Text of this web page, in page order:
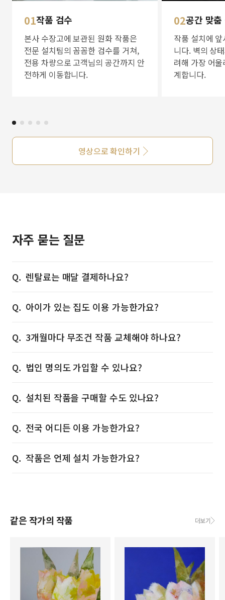
01작품 검수
본사 수장고에 보관된 원화 작품은
전문 설치팀의 꼼꼼한 검수를 거쳐,
전용 차량으로 고객님의 공간까지 안
전하게 이동합니다.
02공간 맞
작품 설치에
니다. 벽의 상
려해 가장 어
계합니다.
영상으로 확인하기
자주 묻는 질문
렌탈료는 매달 결제하나요?
아이가 있는 집도 이용 가능한가요?
3개월마다 무조건 작품 교체해야 하나요?
법인 명의도 가입할 수 있나요?
설치된 작품을 구매할 수도 있나요?
전국 어디든 이용 가능한가요?
작품은 언제 설치 가능한가요?
같은 작가의 작품 더보기